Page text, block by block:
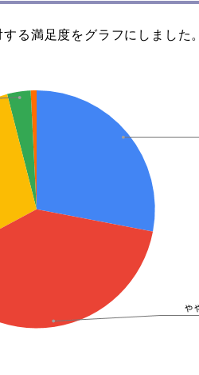
る満足度をグラフにしました。